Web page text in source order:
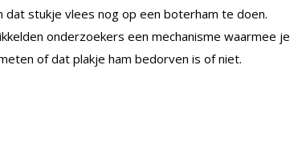
stukje vlees nog op een boterham te doen.
onderzoekers een mechanisme waarmee je
of dat plakje ham bedorven is of niet.